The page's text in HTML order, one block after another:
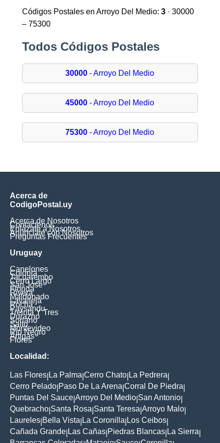
Códigos Postales en Arroyo Del Medio: 3· 30000
– 75300
Todos Códigos Postales
30000 - Arroyo Del Medio
45000 - Arroyo Del Medio
75300 - Arroyo Del Medio
Acerca de
CodigoPostal.uy
Acerca de Nosotros
Contáctenos
Enlázate a Nosotros
Anúnciate con Nosotros
Preguntas Frecuentes
Uruguay
Canelones
Colonia
Tacuarembo
Cerro Largo
San Jose
Florida
Rivera
Maldonado
Lavalleja
Rocha
Paysandu
Treinta Y Tres
Durazno
Soriano
Salto
Montevideo
Rio Negro
Artigas
Flores
Localidad:
Las Flores La Palma Cerro Chato La Pedrera
Cerro Pelado Paso De La Arena Corral De Piedra
Puntas Del Sauce Arroyo Del Medio San Antonio
Quebracho Santa Rosa Santa Teresa Arroyo Malo
Laureles Bella Vista La Coronilla Los Ceibos
Cañada Grande Las Cañas Piedras Blancas La Sierra